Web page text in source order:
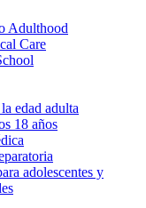
Adulthood
Care
edad adulta
18 años
adolescentes y